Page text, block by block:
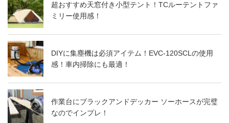
超おすすめ天窓付き小型テント！TCルーテントファ
ミリー使用感！
DIYに集塵機は必須アイテム！EVC-120SCLの使用
感！車内掃除にも最適！
作業台にブラックアンドデッカー ソーホースが完璧
なのでインプレ！